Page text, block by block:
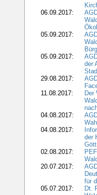
06.09.2017:
05.09.2017:
05.09.2017:
der
29.08.2017:
11.08.2017:
Der
04.08.2017:
04.08.2017:
der
02.08.2017:
20.07.2017:
für
05.07.2017:
Dt.